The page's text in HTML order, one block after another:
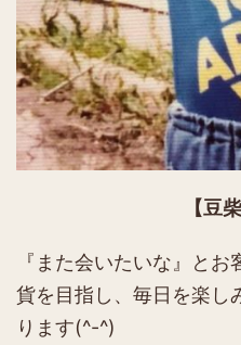
【豆
『また会いたいな』と
貨を目指し、毎日を楽し
ります(^-^)